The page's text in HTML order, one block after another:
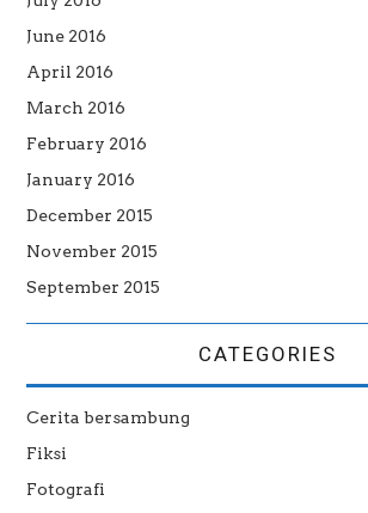
June 2016
April 2016
March 2016
February 2016
January 2016
December 2015
November 2015
September 2015
CATEGORIES
Cerita bersambung
Fiksi
Fotografi